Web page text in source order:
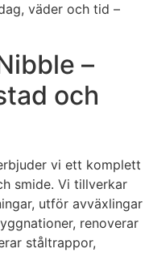
väder och tid –
–
och
vi ett komplett
smide. Vi tillverkar
utför avväxlingar
renoverar
ståltrappor,